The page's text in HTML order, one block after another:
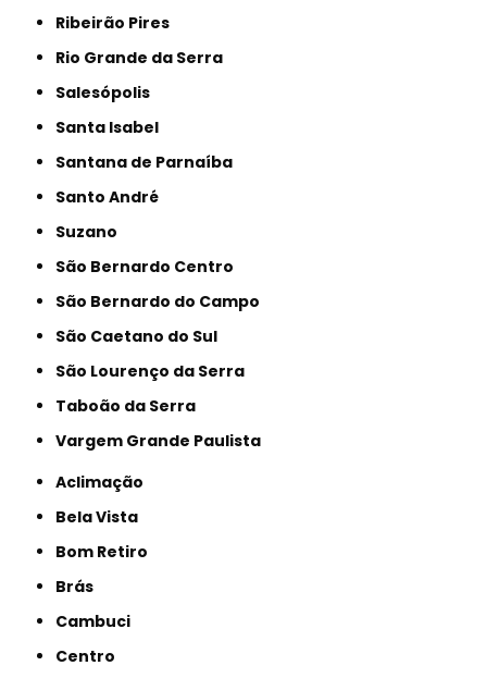
Ribeirão Pires
Rio Grande da Serra
Salesópolis
Santa Isabel
Santana de Parnaíba
Santo André
Suzano
São Bernardo Centro
São Bernardo do Campo
São Caetano do Sul
São Lourenço da Serra
Taboão da Serra
Vargem Grande Paulista
Aclimação
Bela Vista
Bom Retiro
Brás
Cambuci
Centro